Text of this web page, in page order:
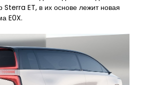
Sterra ET, в их основе лежит новая
E0X.